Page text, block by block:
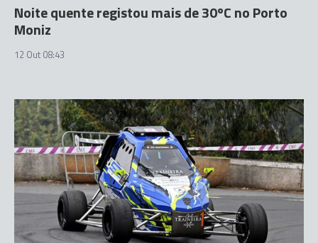
Noite quente registou mais de 30ºC no Porto
Moniz
12 Out 08:43